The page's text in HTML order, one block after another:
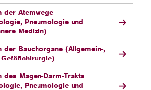
der Atemwege
Pneumologie und
Medizin)
der Bauchorgane (Allgemein-,
des Magen-Darm-Trakts
Pneumologie und